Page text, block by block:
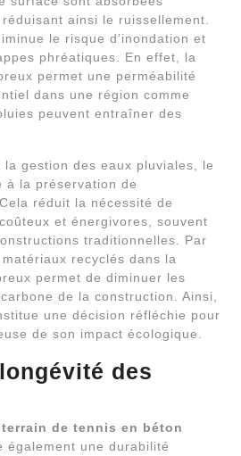
ainsi le ruissellement.
le risque d’inondation et
phréatiques. En effet, la
permet une perméabilité
dans une région comme
peuvent entraîner des
gestion des eaux pluviales, le
à la préservation de
réduit la nécessité de
et énergivores, souvent
traditionnelles. Par
recyclés dans la
permet de diminuer les
de la construction. Ainsi,
une décision réfléchie pour
de son impact écologique.
des
de tennis en béton
également une durabilité